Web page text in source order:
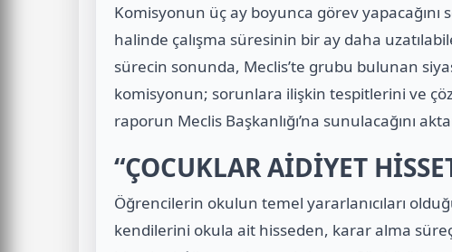
Komisyonun üç ay boyunca görev
halinde çalışma süresinin bir ay daha
sürecin sonunda, Meclis’te grubu bulunan
komisyonun; sorunlara ilişkin tespitlerini ve
raporun Meclis Başkanlığı’na sunulacağını
“ÇOCUKLAR AİDİYET
Öğrencilerin okulun temel yararlanıcıları
kendilerini okula ait hisseden, karar alma